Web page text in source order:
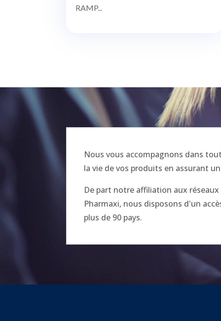
RAMP...
Nous vous accompagnons dans
la vie de vos produits en assurant
De part notre affiliation aux
Pharmaxi, nous disposons d'un
plus de 90 pays.